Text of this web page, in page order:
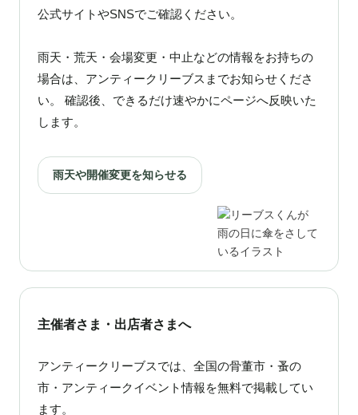
公式サイトやSNSでご確認ください。
雨天・荒天・会場変更・中止などの情報をお持ちの
場合は、アンティークリーブスまでお知らせくださ
い。 確認後、できるだけ速やかにページへ反映いた
します。
雨天や開催変更を知らせる
主催者さま・出店者さまへ
アンティークリーブスでは、全国の骨董市・蚤の
市・アンティークイベント情報を無料で掲載してい
ます。